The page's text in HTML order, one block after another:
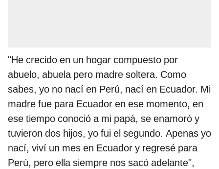
"He crecido en un hogar compuesto por
abuelo, abuela pero madre soltera. Como
sabes, yo no nací en Perú, nací en Ecuador. Mi
madre fue para Ecuador en ese momento, en
ese tiempo conoció a mi papá, se enamoró y
tuvieron dos hijos, yo fui el segundo. Apenas yo
nací, viví un mes en Ecuador y regresé para
Perú, pero ella siempre nos sacó adelante",